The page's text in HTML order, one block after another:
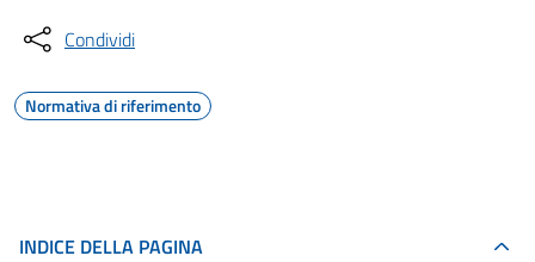
Condividi
Normativa di riferimento
INDICE DELLA PAGINA